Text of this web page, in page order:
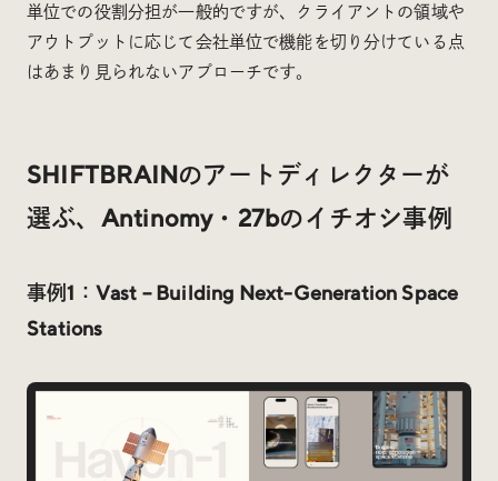
単位での役割分担が一般的ですが、クライアントの領域や
アウトプットに応じて会社単位で機能を切り分けている点
はあまり見られないアプローチです。
SHIFTBRAINのアートディレクターが
選ぶ、Antinomy・27bのイチオシ事例
事例1： Vast – Building Next-Generation Space
Stations